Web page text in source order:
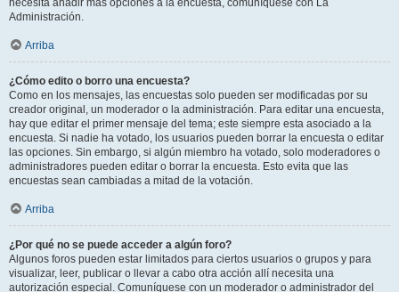
necesita añadir más opciones a la encuesta, comuníquese con La
Administración.
Arriba
¿Cómo edito o borro una encuesta?
Como en los mensajes, las encuestas solo pueden ser modificadas por su
creador original, un moderador o la administración. Para editar una encuesta,
hay que editar el primer mensaje del tema; este siempre esta asociado a la
encuesta. Si nadie ha votado, los usuarios pueden borrar la encuesta o editar
las opciones. Sin embargo, si algún miembro ha votado, solo moderadores o
administradores pueden editar o borrar la encuesta. Esto evita que las
encuestas sean cambiadas a mitad de la votación.
Arriba
¿Por qué no se puede acceder a algún foro?
Algunos foros pueden estar limitados para ciertos usuarios o grupos y para
visualizar, leer, publicar o llevar a cabo otra acción allí necesita una
autorización especial. Comuníquese con un moderador o administrador del